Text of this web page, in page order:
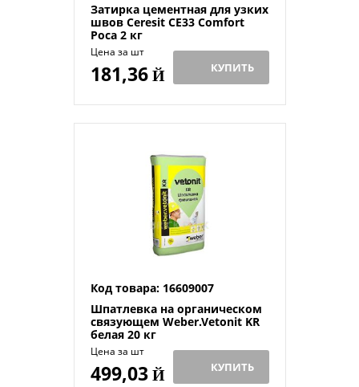
Затирка цементная для узких
швов Ceresit СЕ33 Comfort
Роса 2 кг
Цена за шт
181,36Й КУПИТЬ
Код товара: 16609007
Шпатлевка на органическом
связующем Weber.Vetonit KR
белая 20 кг
Цена за шт
499,03Й КУПИТЬ